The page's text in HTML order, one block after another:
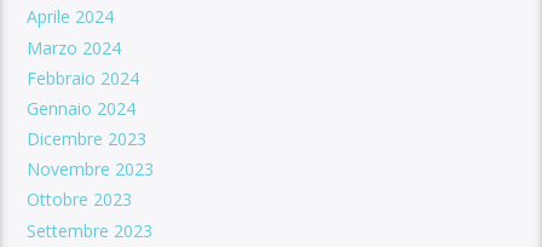
Aprile 2024
Marzo 2024
Febbraio 2024
Gennaio 2024
Dicembre 2023
Novembre 2023
Ottobre 2023
Settembre 2023